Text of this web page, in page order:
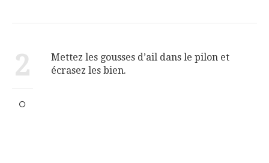
2
Mettez les gousses d’ail dans le pilon et
écrasez les bien.